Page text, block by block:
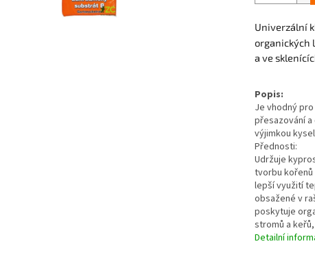
Univerzální
organických
a ve
Popis:
Je vhodný
přesazování
výjimkou
Přednosti:
Udržuje
tvorbu kořenů
lepší využití
obsažené v
poskytuje
stromů a
Detailní